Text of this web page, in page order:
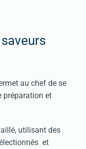
au chef de se
préparation et
utilisant des
et